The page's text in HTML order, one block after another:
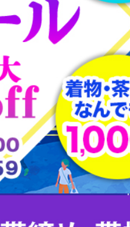
足袋
相馬焼
織部焼
阿漕焼
無名異焼